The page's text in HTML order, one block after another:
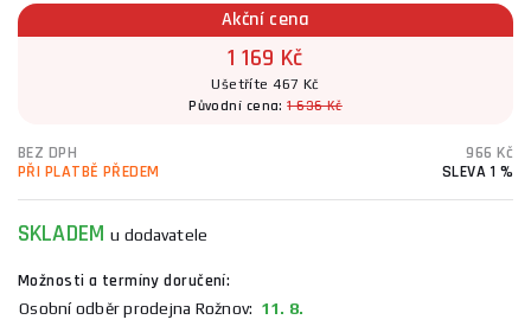
Akční cena
1 169 Kč
Ušetříte 467 Kč
Původní cena:1 636 Kč
BEZ DPH
966 Kč
PŘI PLATBĚ PŘEDEM
SLEVA 1 %
SKLADEMu dodavatele
Možnosti a termíny doručení:
Osobní odběr prodejna Rožnov: 11. 8.